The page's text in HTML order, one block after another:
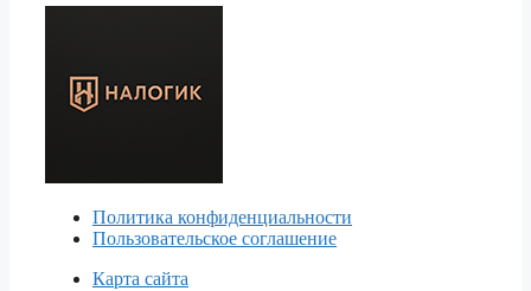
Политика конфиденциальности
Пользовательское соглашение
Карта сайта